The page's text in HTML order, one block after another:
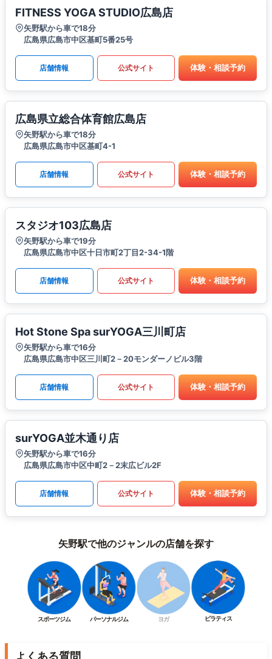
FITNESS YOGA STUDIO広島店
矢野駅から車で18分
広島県広島市中区基町5番25号
店舗情報 公式サイト 体験・相談予約
広島県立総合体育館広島店
矢野駅から車で18分
広島県広島市中区基町4-1
店舗情報 公式サイト 体験・相談予約
スタジオ103広島店
矢野駅から車で19分
広島県広島市中区十日市町2丁目2-34-1階
店舗情報 公式サイト 体験・相談予約
Hot Stone Spa surYOGA三川町店
矢野駅から車で16分
広島県広島市中区三川町2－20モンダーノビル3階
店舗情報 公式サイト 体験・相談予約
surYOGA並木通り店
矢野駅から車で16分
広島県広島市中区中町2－2末広ビル2F
店舗情報 公式サイト 体験・相談予約
矢野駅で他のジャンルの店舗を探す
スポーツジム パーソナルジム ヨガ ピラティス
よくある質問